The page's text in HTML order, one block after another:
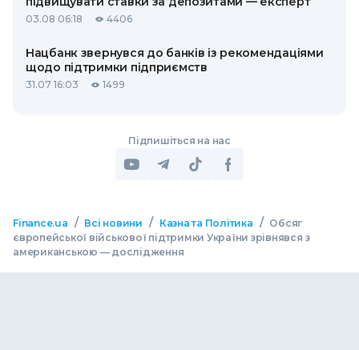
03.08 06:18 4406
Нацбанк звернувся до банків із рекомендаціями
щодо підтримки підприємств
31.07 16:03 1499
Підпишіться на нас
Finance.ua / Всі новини / Казна та Політика / Обсяг
європейської військової підтримки України зрівнявся з
американською — дослідження